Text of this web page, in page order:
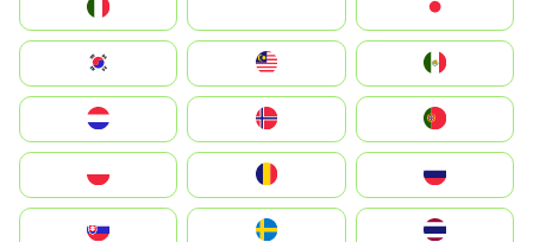
South Korea